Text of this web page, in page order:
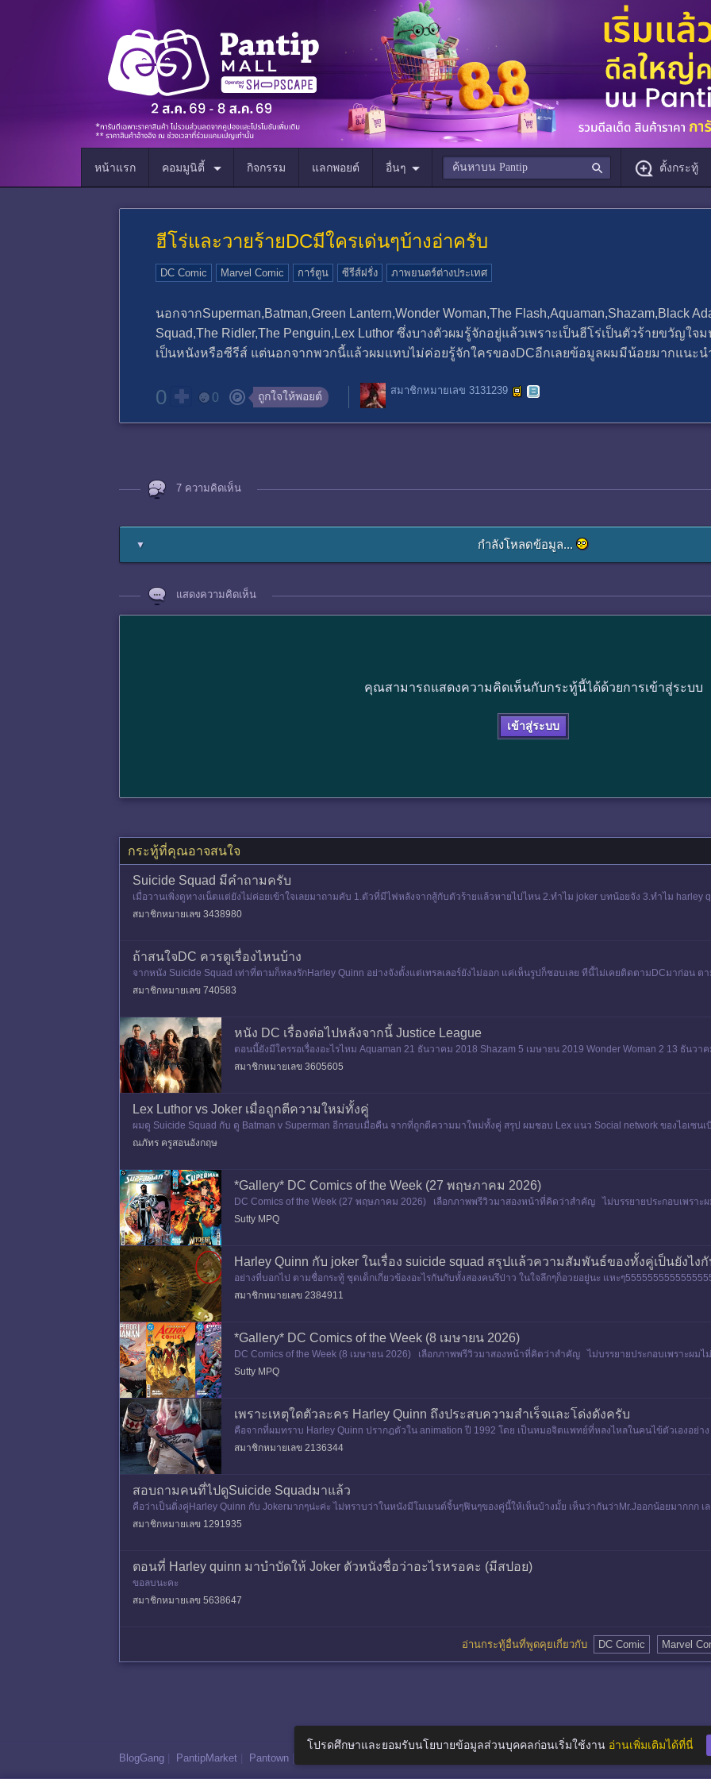
หน้าแรก คอมมูนิตี้ กิจกรรม แลกพอยต์ อื่นๆ ตั้งกระทู้
ฮีโร่และวายร้ายDCมีใครเด่นๆบ้างอ่าครับ
DC Comic Marvel Comic การ์ตูน ซีรีส์ฝรั่ง ภาพยนตร์ต่างประเทศ
นอกจากSuperman,Batman,Green Lantern,Wonder Woman,The Flash,Aquaman,Shazam,Black
Squad,The Ridler,The Penguin,Lex Luthor ซึ่งบางตัวผมรู้จักอยู่แล้วเพราะเป็นฮีโร่เป็นตัวร้ายขวัญใ
เป็นหนังหรือซีรีส์ แต่นอกจากพวกนี้แล้วผมแทบไม่ค่อยรู้จักใครของDCอีกเลยข้อมูลผมมีน้อยมากแนะ
0 0 ถูกใจให้พอยต์ สมาชิกหมายเลข 3131239
7 ความคิดเห็น
▼ กำลังโหลดข้อมูล...
แสดงความคิดเห็น
คุณสามารถแสดงความคิดเห็นกับกระทู้นี้ได้ด้วยการเข้าสู่ระบบ
เข้าสู่ระบบ
กระทู้ที่คุณอาจสนใจ
Suicide Squad มีคำถามครับ
เมื่อวานเพิ่งดูทางเน็ตแต่ยังไม่ค่อยเข้าใจเลยมาถามคับ 1.ตัวที่มีไฟหลังจากสู้กับตัวร้ายแล้วหายไปไหน 2.ทำไม joker บทน้อยจัง 3.ทำไม harley
อนั้นคืออะไร 4.ทุ
สมาชิกหมายเลข 3438980
ถ้าสนใจDC ควรดูเรื่องไหนบ้าง
จากหนัง Suicide Squad เท่าที่ตามก็หลงรักHarley Quinn อย่างจังตั้งแต่เทรลเลอร์ยังไม่ออก แค่เห็นรูปก็ชอบเลย ทีนี้ไม่เคยติดตามDCมาก่อน ต
างครับ เอาให้พอร
สมาชิกหมายเลข 740583
หนัง DC เรื่องต่อไปหลังจากนี้ Justice League
ตอนนี้ยังมีใครรอเรื่องอะไรไหม Aquaman 21 ธันวาคม 2018 Shazam 5 เมษายน 2019 Wonder Woman 2 13 ธันว
s 24 กรกฎาคม 2020 ข่าวลือเรื่องอื่นๆ/บางเรื่องก็
สมาชิกหมายเลข 3605605
Lex Luthor vs Joker เมื่อถูกตีความใหม่ทั้งคู่
ผมดู Suicide Squad กับ ดู Batman v Superman อีกรอบเมื่อคืน จากที่ถูกตีความมาใหม่ทั้งคู่ สรุป ผมชอบ Lex แนว Social network ของไอเซ
แต่ไอเซนเ
ณภัทร ครูสอนอังกฤษ
*Gallery* DC Comics of the Week (27 พฤษภาคม 2026)
DC Comics of the Week (27 พฤษภาคม 2026) เลือกภาพพรีวิวมาสองหน้าที่คิดว่าสำคัญ ไม่บรรยายประกอบเพราะผ
เรียงภาพมั่ว ๆ ไปงั้นแหละ
Sutty MPQ
Harley Quinn กับ joker ในเรื่อง suicide squad สรุปแล้วความสัมพันธ์ของทั้งคู่เป็นยังไง
อย่างที่บอกไป ตามชื่อกระทู้ ชุดเด็กเกี่ยวข้องอะไรกันกับทั้งสองคนรึป่าว ในใจลึกๆก็อวยอยู่นะ แหะๆ
สมาชิกหมายเลข 2384911
*Gallery* DC Comics of the Week (8 เมษายน 2026)
DC Comics of the Week (8 เมษายน 2026) เลือกภาพพรีวิวมาสองหน้าที่คิดว่าสำคัญ ไม่บรรยายประกอบเพราะผมไม่
ยงภาพมั่ว ๆ ไปงั้นแหละ &n
Sutty MPQ
เพราะเหตุใดตัวละคร Harley Quinn ถึงประสบความสำเร็จและโด่งดังครับ
คือจากที่ผมทราบ Harley Quinn ปรากฎตัวใน animation ปี 1992 โดย เป็นหมอจิตแพทย์ที่หลงไหลในคนไข้ตัวเองอย่า
จำได้ว่าตัวละครนี้ไม่ได้เก่งกาจ หรือ ดังอะไรมา
สมาชิกหมายเลข 2136344
สอบถามคนที่ไปดูSuicide Squadมาแล้ว
คือว่าเป็นติ่งคู่Harley Quinn กับ Jokerมากๆน่ะค่ะ ไม่ทราบว่าในหนังมีโมเมนต์จิ้นๆฟินๆของคู่นี้ให้เห็นบ้างมั้ย เห็นว่ากันว่าMr.Jออกน้อยมากกก เ
สมาชิกหมายเลข 1291935
ตอนที่ Harley quinn มาบำบัดให้ Joker ตัวหนังชื่อว่าอะไรหรอคะ (มีสปอย)
ขอลบนะคะ
สมาชิกหมายเลข 5638647
อ่านกระทู้อื่นที่พูดคุยเกี่ยวกับ DC Comic Marvel
BlogGang PantipMarket Pantown
โปรดศึกษาและยอมรับนโยบายข้อมูลส่วนบุคคลก่อนเริ่มใช้งาน อ่านเพิ่มเติมได้ที่นี่